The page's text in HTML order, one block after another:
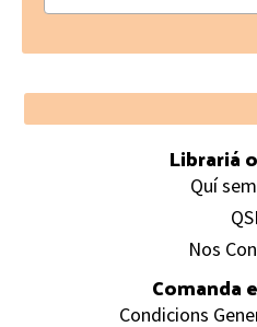
Footer
Librariá
Quí
Nos
Comanda
Condicions